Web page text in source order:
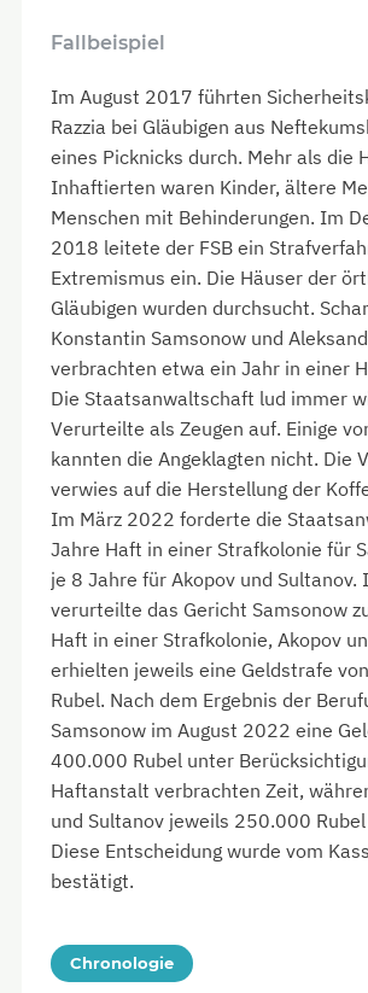
Fallbeispiel
Im August 2017 führten
Razzia bei Gläubigen aus
eines Picknicks durch. Mehr als die
Inhaftierten waren Kinder, ältere
Menschen mit Behinderungen. Im
2018 leitete der FSB ein
Extremismus ein. Die Häuser der
Gläubigen wurden durchsucht.
Konstantin Samsonow und
verbrachten etwa ein Jahr in einer
Die Staatsanwaltschaft lud immer
Verurteilte als Zeugen auf. Einige
kannten die Angeklagten nicht. Die
verwies auf die Herstellung der
Im März 2022 forderte die
Jahre Haft in einer Strafkolonie für
je 8 Jahre für Akopov und
verurteilte das Gericht Samsonow
Haft in einer Strafkolonie, Akopov
erhielten jeweils eine Geldstrafe
Rubel. Nach dem Ergebnis der
Samsonow im August 2022 eine
400.000 Rubel unter
Haftanstalt verbrachten Zeit,
und Sultanov jeweils 250.000
Diese Entscheidung wurde vom
bestätigt.
Chronologie